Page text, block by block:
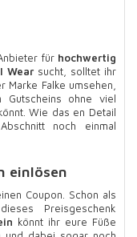
für hochwertig
Wear sucht, solltet ihr
Falke umsehen,
ohne viel
Wie das en Detail
noch einmal
einlösen
Coupon. Schon als
Preisgeschenk
könnt ihr eure Füße